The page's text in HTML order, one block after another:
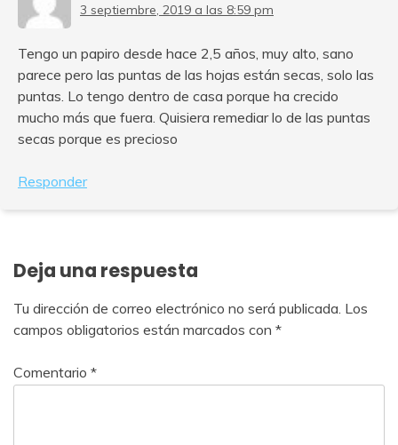
3 septiembre, 2019 a las 8:59 pm
Tengo un papiro desde hace 2,5 años, muy alto, sano
parece pero las puntas de las hojas están secas, solo las
puntas. Lo tengo dentro de casa porque ha crecido
mucho más que fuera. Quisiera remediar lo de las puntas
secas porque es precioso
Responder
Deja una respuesta
Tu dirección de correo electrónico no será publicada. Los
campos obligatorios están marcados con *
Comentario *